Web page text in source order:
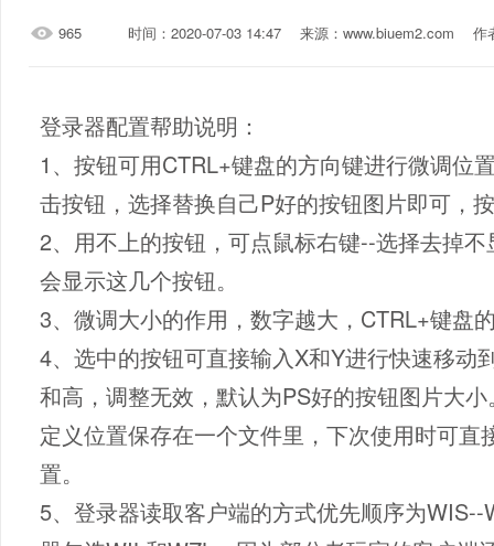
965 时间：2020-07-03 14:47 来源：www.biuem2.com 作
登录器配置帮助说明：
1、按钮可用CTRL+键盘的方向键进行微调位
击按钮，选择替换自己P好的按钮图片即可，
2、用不上的按钮，可点鼠标右键--选择去掉
会显示这几个按钮。
3、微调大小的作用，数字越大，CTRL+键盘
4、选中的按钮可直接输入X和Y进行快速移动
和高，调整无效，默认为PS好的按钮图片大
定义位置保存在一个文件里，下次使用时可
置。
5、登录器读取客户端的方式优先顺序为